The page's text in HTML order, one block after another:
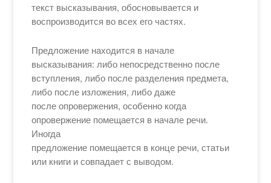
текст высказывания, обосновывается и
воспроизводится во всех его частях.
Предложение находится в начале
высказывания: либо непосредственно после
вступления, либо после разделения предмета,
либо после изложения, либо даже
после опровержения, особенно когда
опровержение помещается в начале речи.
Иногда
предложение помещается в конце речи, статьи
или книги и совпадает с выводом.